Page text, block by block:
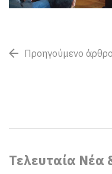
Προηγούμενο άρθρο
Τελευταία Νέα